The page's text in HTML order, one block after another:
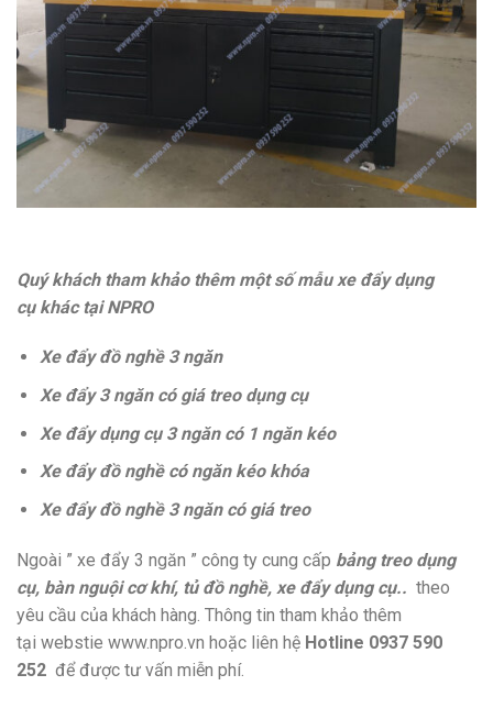
Quý khách tham khảo thêm một số mẫu xe đẩy dụng
cụ khác tại NPRO
Xe đẩy đồ nghề 3 ngăn
Xe đẩy 3 ngăn có giá treo dụng cụ
Xe đẩy dụng cụ 3 ngăn có 1 ngăn kéo
Xe đẩy đồ nghề có ngăn kéo khóa
Xe đẩy đồ nghề 3 ngăn có giá treo
Ngoài ” xe đẩy 3 ngăn ” công ty cung cấp bảng treo dụng
cụ, bàn nguội cơ khí, tủ đồ nghề, xe đẩy dụng cụ.. theo
yêu cầu của khách hàng. Thông tin tham khảo thêm
tại webstie www.npro.vn hoặc liên hệ Hotline 0937 590
252 để được tư vấn miễn phí.